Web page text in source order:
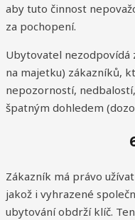
aby tuto činnost
za pochopení.
Ubytovatel nezodpovídá
na majetku) zákazníků,
nepozorností,
špatným dohledem
Zákazník má právo
jakož i vyhrazené
ubytování obdrží klíč.